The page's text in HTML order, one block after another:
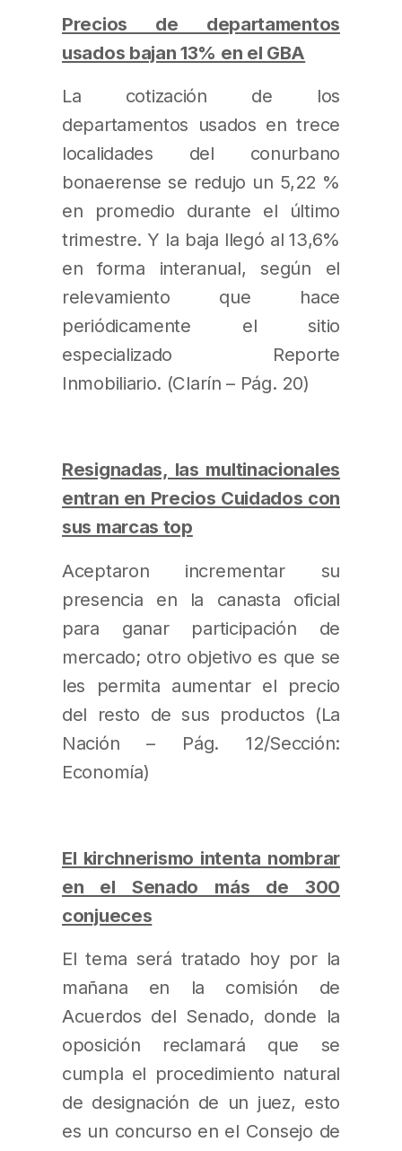
Precios de departamentos
usados bajan 13% en el GBA
La cotización de los
departamentos usados en trece
localidades del conurbano
bonaerense se redujo un 5,22 %
en promedio durante el último
trimestre. Y la baja llegó al 13,6%
en forma interanual, según el
relevamiento que hace
periódicamente el sitio
especializado Reporte
Inmobiliario. (Clarín – Pág. 20)
Resignadas, las multinacionales
entran en Precios Cuidados con
sus marcas top
Aceptaron incrementar su
presencia en la canasta oficial
para ganar participación de
mercado; otro objetivo es que se
les permita aumentar el precio
del resto de sus productos (La
Nación – Pág. 12/Sección:
Economía)
El kirchnerismo intenta nombrar
en el Senado más de 300
conjueces
El tema será tratado hoy por la
mañana en la comisión de
Acuerdos del Senado, donde la
oposición reclamará que se
cumpla el procedimiento natural
de designación de un juez, esto
es un concurso en el Consejo de